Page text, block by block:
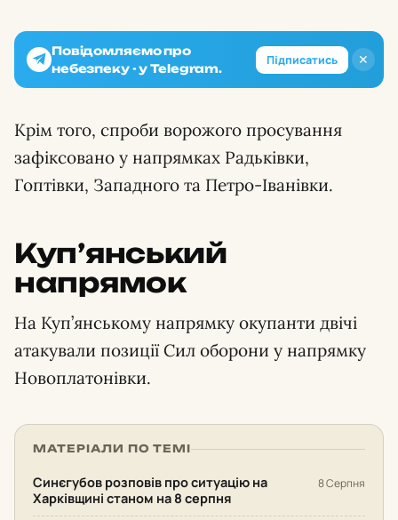
✕
Повідомляємо про
небезпеку - у Telegram.
Підписатись
Крім того, спроби ворожого просування
зафіксовано у напрямках Радьківки,
Гоптівки, Западного та Петро-Іванівки.
Куп’янський
напрямок
На Куп’янському напрямку окупанти двічі
атакували позиції Сил оборони у напрямку
Новоплатонівки.
МАТЕРІАЛИ ПО ТЕМІ
Синєгубов розповів про ситуацію на
Харківщині станом на 8 серпня
8 Серпня